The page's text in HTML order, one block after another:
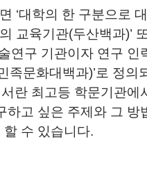
‘대학의 한 구분으로
교육기관(두산백과)’
연구 기관이자 연구 인
족문화대백과)’로 정의
란 최고등 학문기관에
고 싶은 주제와 그 방
할 수 있습니다.